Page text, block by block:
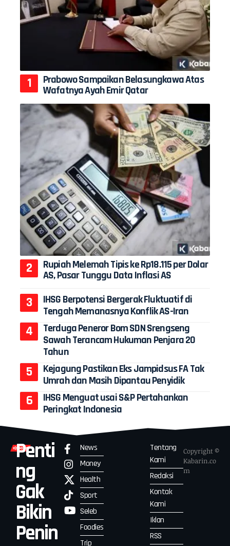
Prabowo Sampaikan Belasungkawa Atas
Wafatnya Ayah Emir Qatar
Rupiah Melemah Tipis ke Rp18.115 per Dolar
AS, Pasar Tunggu Data Inflasi AS
IHSG Berpotensi Bergerak Fluktuatif di
Tengah Memanasnya Konflik AS-Iran
Terduga Peneror Bom SDN Srengseng
Sawah Terancam Hukuman Penjara 20
Tahun
Kejagung Pastikan Eks Jampidsus FA Tak
Umrah dan Masih Dipantau Penyidik
IHSG Menguat usai S&P Pertahankan
Peringkat Indonesia
Penti
ng
Gak
Bikin
Penin
News
Money
Health
Sport
Seleb
Foodies
Trip
Tentang
Kami
Redaksi
Kontak
Kami
Iklan
RSS
Copyright ©
Kabarin.co
m